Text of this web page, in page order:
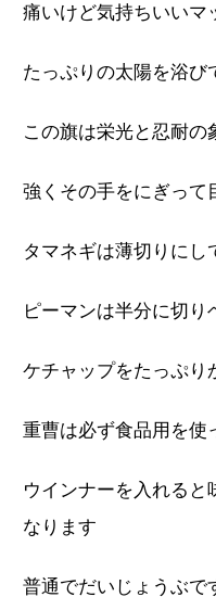
痛いけど気持ちいいマ
たっぷりの太陽を浴び
この旗は栄光と忍耐の
強くその手をにぎって
タマネギは薄切りにし
ピーマンは半分に切り
ケチャップをたっぷり
重曹は必ず食品用を使
ウインナーを入れると
なります
普通でだいじょうぶで